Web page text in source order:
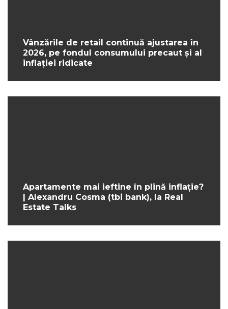
Vânzările de retail continuă ajustarea în
2026, pe fondul consumului precaut și al
inflației ridicate
Apartamente mai ieftine în plină inflație?
| Alexandru Cosma (tbi bank), la Real
Estate Talks